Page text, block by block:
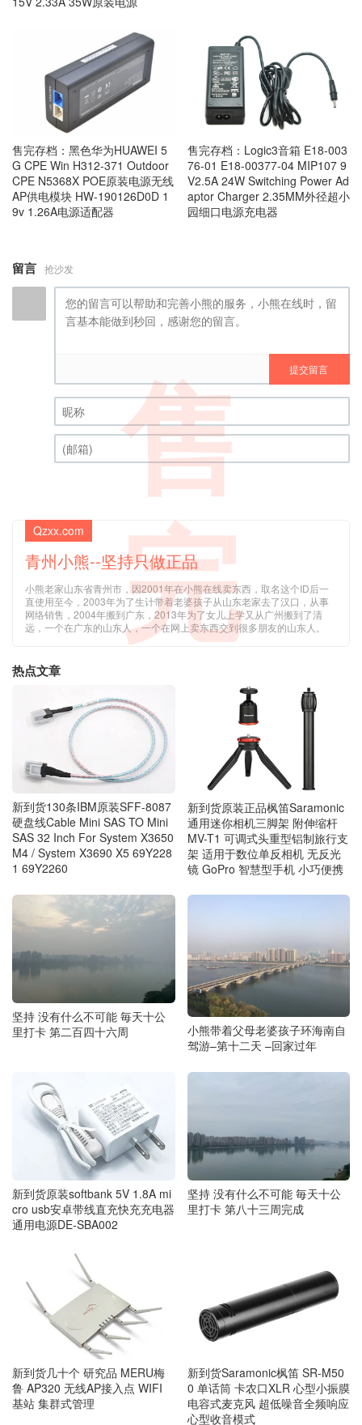
售完存档：黑色华为HUAWEI 5
G CPE Win H312-371 Outdoor
CPE N5368X POE原装电源无线
AP供电模块 HW-190126D0D 1
9v 1.26A电源适配器
售完存档：Logic3音箱 E18-003
76-01 E18-00377-04 MIP107 9
V2.5A 24W Switching Power Ad
aptor Charger 2.35MM外径超小
园细口电源充电器
留言 抢沙发
提交留言
昵称 (必填)
Qzxx.com
青州小熊--坚持只做正品
小熊老家山东省青州市，因2001年在小熊在线卖东西，取名这个ID后一
直使用至今，2003年为了生计带着老婆孩子从山东老家去了汉口，从事
网络销售，2004年搬到广东，2013年为了女儿上学又从广州搬到了清
远，一个在广东的山东人，一个在网上卖东西交到很多朋友的山东人。
热点文章
新到货130条IBM原装SFF-8087
硬盘线Cable Mini SAS TO Mini
SAS 32 Inch For System X3650
M4 / System X3690 X5 69Y228
1 69Y2260
新到货原装正品枫笛Saramonic
通用迷你相机三脚架 附伸缩杆
MV-T1 可调式头重型铝制旅行支
架 适用于数位单反相机 无反光
镜 GoPro 智慧型手机 小巧便携
坚持 没有什么不可能 毎天十公
里打卡 第二百四十六周
小熊带着父母老婆孩子环海南自
驾游–第十二天 –回家过年
新到货原装softbank 5V 1.8A mi
cro usb安卓带线直充快充充电器
通用电源DE-SBA002
坚持 没有什么不可能 毎天十公
里打卡 第八十三周完成
新到货几十个 研究品 MERU梅
鲁 AP320 无线AP接入点 WIFI
基站 集群式管理
新到货Saramonic枫笛 SR-M50
0 单话筒 卡农口XLR 心型小振膜
电容式麦克风 超低噪音全频响应
心型收音模式
售
完